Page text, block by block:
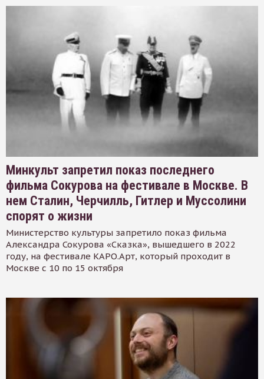
Минкульт запретил показ последнего
фильма Сокурова на фестивале в Москве. В
нем Сталин, Черчилль, Гитлер и Муссолини
спорят о жизни
Министерство культуры запретило показ фильма
Александра Сокурова «Сказка», вышедшего в 2022
году, на фестивале КАРО.Арт, который проходит в
Москве с 10 по 15 октября